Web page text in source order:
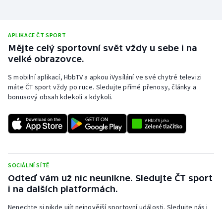
Rychlostní kanoistika
Short track
Sportovní střelba
Stolní tenis
Triatlon
Veslování
APLIKACE ČT SPORT
Mějte celý sportovní svět vždy u sebe i na
velké obrazovce.
S mobilní aplikací, HbbTV a apkou iVysílání ve své chytré televizi
máte ČT sport vždy po ruce. Sledujte přímé přenosy, články a
bonusový obsah kdekoli a kdykoli.
SOCIÁLNÍ SÍTĚ
Odteď vám už nic neunikne. Sledujte ČT sport
i na dalších platformách.
Nenechte si nikde ujít nejnovější sportovní události. Sledujte nás i